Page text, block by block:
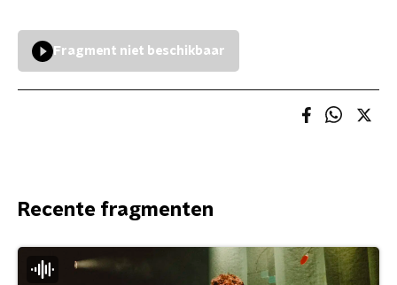
Fragment niet beschikbaar
Recente fragmenten